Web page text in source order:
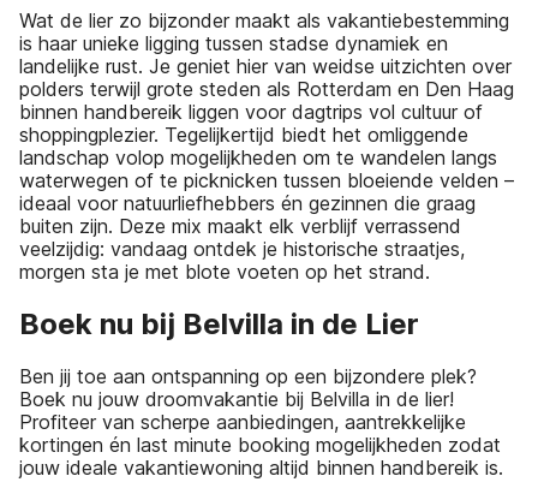
Wat de lier zo bijzonder maakt als vakantiebestemming
is haar unieke ligging tussen stadse dynamiek en
landelijke rust. Je geniet hier van weidse uitzichten over
polders terwijl grote steden als Rotterdam en Den Haag
binnen handbereik liggen voor dagtrips vol cultuur of
shoppingplezier. Tegelijkertijd biedt het omliggende
landschap volop mogelijkheden om te wandelen langs
waterwegen of te picknicken tussen bloeiende velden –
ideaal voor natuurliefhebbers én gezinnen die graag
buiten zijn. Deze mix maakt elk verblijf verrassend
veelzijdig: vandaag ontdek je historische straatjes,
morgen sta je met blote voeten op het strand.
Boek nu bij Belvilla in de Lier
Ben jij toe aan ontspanning op een bijzondere plek?
Boek nu jouw droomvakantie bij Belvilla in de lier!
Profiteer van scherpe aanbiedingen, aantrekkelijke
kortingen én last minute booking mogelijkheden zodat
jouw ideale vakantiewoning altijd binnen handbereik is.